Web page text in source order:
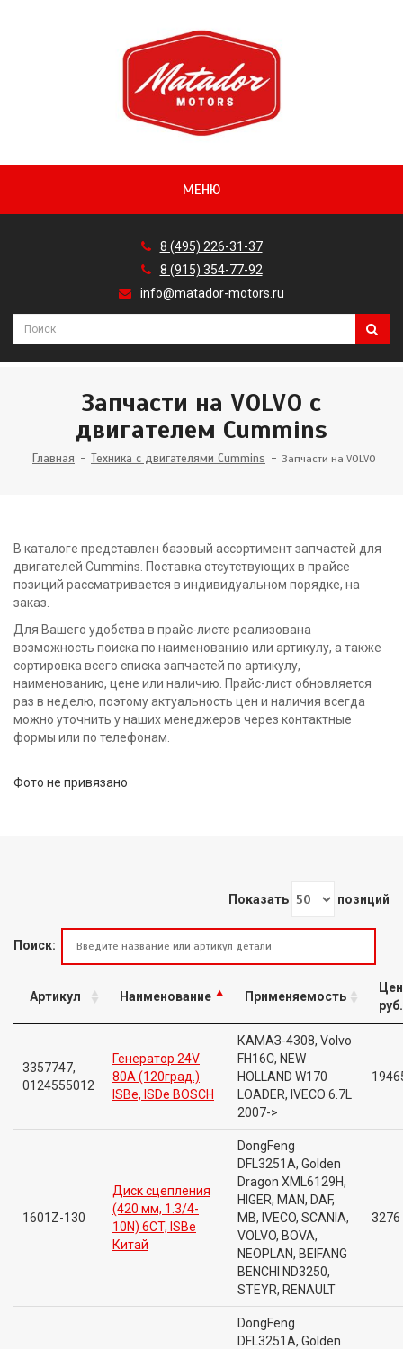
МЕНЮ
8 (495) 226-31-37
8 (915) 354-77-92
info@matador-motors.ru
Запчасти на VOLVO с
двигателем Cummins
Главная Техника с двигателями Cummins Запчасти на VOLVO
В каталоге представлен базовый ассортимент запчастей для
двигателей Cummins. Поставка отсутствующих в прайсе
позиций рассматривается в индивидуальном порядке, на
заказ.
Для Вашего удобства в прайс-листе реализована
возможность поиска по наименованию или артикулу, а также
сортировка всего списка запчастей по артикулу,
наименованию, цене или наличию. Прайс-лист обновляется
раз в неделю, поэтому актуальность цен и наличия всегда
можно уточнить у наших менеджеров через контактные
формы или по телефонам.
Фото не привязано
Показать позиций
Поиск:
Артикул Наименование Применяемость
руб.
3357747,
0124555012
Генератор 24V
80A (120град.)
ISBe, ISDe BOSCH
КАМАЗ-4308, Volvo
FH16C, NEW
HOLLAND W170
LOADER, IVECO 6.7L
2007->
1601Z-130
Диск сцепления
(420 мм, 1.3/4-
10N) 6CT, ISBe
Китай
DongFeng
DFL3251A, Golden
Dragon XML6129H,
HIGER, MAN, DAF,
MB, IVECO, SCANIA,
VOLVO, BOVA,
NEOPLAN, BEIFANG
BENCHI ND3250,
STEYR, RENAULT
3276
DongFeng
DFL3251A, Golden